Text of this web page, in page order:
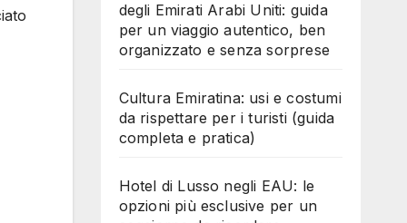
degli Emirati Arabi Uniti: guida
per un viaggio autentico, ben
organizzato e senza sorprese
Cultura Emiratina: usi e costumi
da rispettare per i turisti (guida
completa e pratica)
Hotel di Lusso negli EAU: le
opzioni più esclusive per un